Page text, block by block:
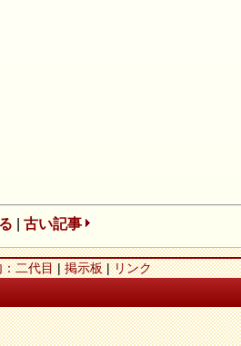
古い記事
二代目|掲示板|リンク